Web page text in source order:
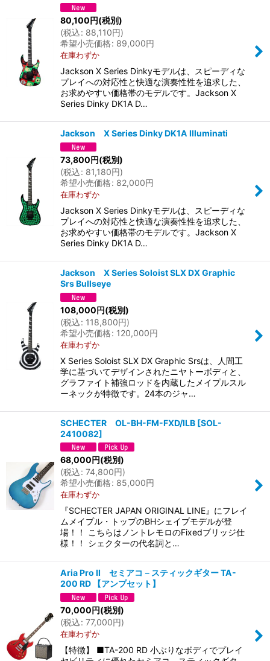
80,100円(税別)
(税込: 88,110円)
希望小売価格: 89,000円
在庫わずか
Jackson X Series Dinkyモデルは、スピーディな
プレイへの対応性と快適な演奏性性を追求した、
お求めやすい価格帯のモデルです。Jackson X
Series Dinky DK1A D…
Jackson X Series Dinky DK1A Illuminati
73,800円(税別)
(税込: 81,180円)
希望小売価格: 82,000円
在庫わずか
Jackson X Series Dinkyモデルは、スピーディな
プレイへの対応性と快適な演奏性性を追求した、
お求めやすい価格帯のモデルです。Jackson X
Series Dinky DK1A D…
Jackson X Series Soloist SLX DX Graphic
Srs Bullseye
108,000円(税別)
(税込: 118,800円)
希望小売価格: 120,000円
在庫わずか
X Series Soloist SLX DX Graphic Srsは、人間工
学に基づいてデザインされたニヤトーボディと、
グラファイト補強ロッドを内蔵したメイプルスル
ーネックが特徴です。24本のジャ…
SCHECTER OL-BH-FM-FXD/ILB [SOL-
2410082]
68,000円(税別)
(税込: 74,800円)
希望小売価格: 85,000円
在庫わずか
『SCHECTER JAPAN ORIGINAL LINE』にフレイ
ムメイプル・トップのBHシェイプモデルが登
場！！ こちらはノントレモロのFixedブリッジ仕
様！！ シェクターの代名詞と…
Aria Pro II セミアコ－スティックギター TA-
200 RD 【アンプセット】
70,000円(税別)
(税込: 77,000円)
在庫わずか
【特徴】 ■TA-200 RD 小ぶりなボディでプレイ